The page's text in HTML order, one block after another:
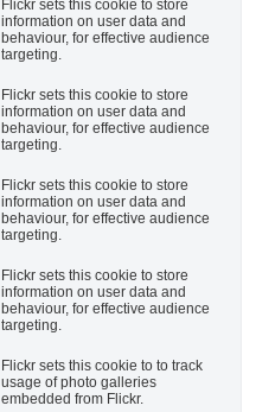
Flickr sets this cookie to store
information on user data and
behaviour, for effective audience
targeting.
Flickr sets this cookie to store
information on user data and
behaviour, for effective audience
targeting.
Flickr sets this cookie to store
information on user data and
behaviour, for effective audience
targeting.
Flickr sets this cookie to store
information on user data and
behaviour, for effective audience
targeting.
Flickr sets this cookie to to track
usage of photo galleries
embedded from Flickr.